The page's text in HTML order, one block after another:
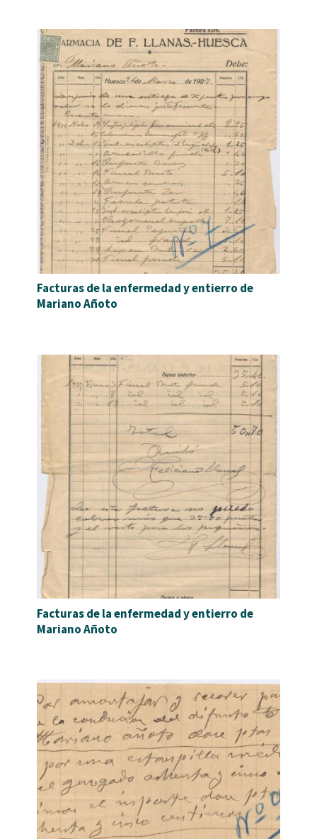
Facturas de la enfermedad y entierro de
Mariano Añoto
Facturas de la enfermedad y entierro de
Mariano Añoto